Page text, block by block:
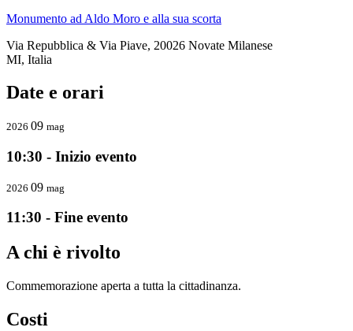
Monumento ad Aldo Moro e alla sua scorta
Via Repubblica & Via Piave, 20026 Novate Milanese
MI, Italia
Date e orari
2026 09 mag
10:30 - Inizio evento
2026 09 mag
11:30 - Fine evento
A chi è rivolto
Commemorazione aperta a tutta la cittadinanza.
Costi